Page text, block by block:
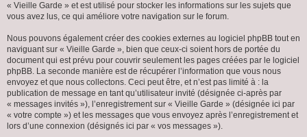
« Vieille Garde » et est utilisé pour stocker les informations sur les sujets que
vous avez lus, ce qui améliore votre navigation sur le forum.
Nous pouvons également créer des cookies externes au logiciel phpBB tout en
naviguant sur « Vieille Garde », bien que ceux-ci soient hors de portée du
document qui est prévu pour couvrir seulement les pages créées par le logiciel
phpBB. La seconde manière est de récupérer l’information que vous nous
envoyez et que nous collectons. Ceci peut être, et n’est pas limité à : la
publication de message en tant qu’utilisateur invité (désignée ci-après par
« messages invités »), l’enregistrement sur « Vieille Garde » (désignée ici par
« votre compte ») et les messages que vous envoyez après l’enregistrement et
lors d’une connexion (désignés ici par « vos messages »).